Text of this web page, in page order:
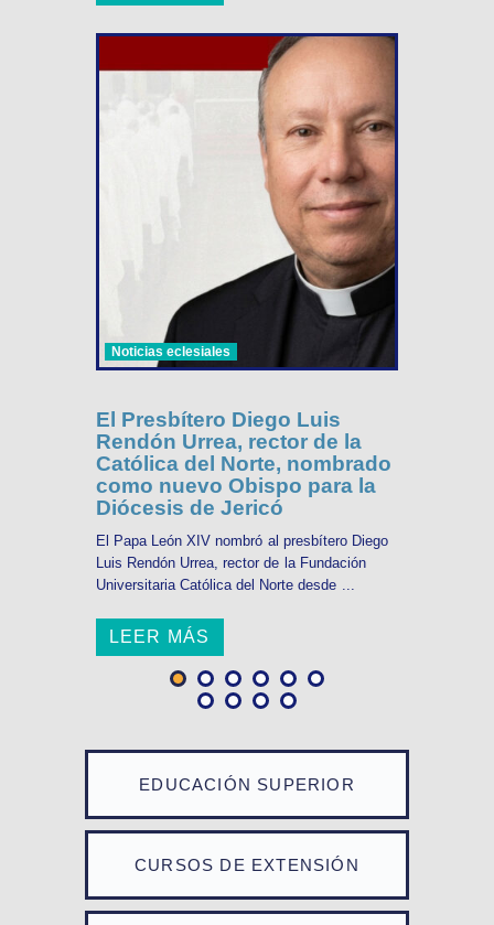
EDUCACIÓN SUPERIOR
CURSOS DE EXTENSIÓN
Noticias eclesiales
El Presbítero Diego Luis
Rendón Urrea, rector de la
Católica del Norte, nombrado
como nuevo Obispo para la
Diócesis de Jericó
El Papa León XIV nombró al presbítero Diego
Luis Rendón Urrea, rector de la Fundación
Universitaria Católica del Norte desde ...
LEER MÁS